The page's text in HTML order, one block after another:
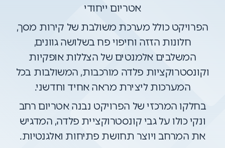
אטריום ייחודי
הפרויקט כולל מערכת משולבת של קירות מסך,
חלונות הזזה וחיפוי פח בשלושה גוונים,
המשלבים אלמנטים של הצללות אופקיות
וקונסטרוקציות פלדה מורכבות, המשולבות בכל
המערכות ליצירת מראה אחיד וחדשני.
בחלקו המרכזי של הפרויקט נבנה אטריום רחב
ונקי כולו על גבי קונסטרוקציית פלדה, המדגיש
את המרחב ויוצר תחושת פתיחות ואלגנטיות.